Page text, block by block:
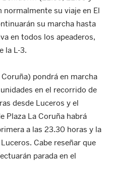
su viaje en El
su marcha hasta
en todos los apeaderos,
la L-3.
pondrá en marcha
en el recorrido de
desde Luceros y el
Plaza La Coruña habrá
a las 23.30 horas y la
Cabe reseñar que
parada en el